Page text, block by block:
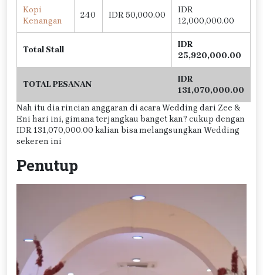
Kopi
Kenangan
240 IDR 50,000.00
IDR
12,000,000.00
Total Stall
IDR
25,920,000.00
TOTAL PESANAN
IDR
131,070,000.00
Nah itu dia rincian anggaran di acara Wedding dari Zee &
Eni hari ini, gimana terjangkau banget kan? cukup dengan
IDR 131,070,000.00 kalian bisa melangsungkan Wedding
sekeren ini
Penutup